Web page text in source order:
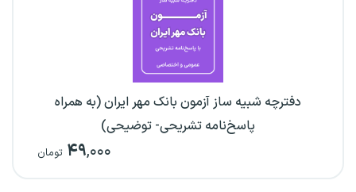
دفترچه شبیه ساز آزمون بانک مهر ایران (به همراه
پاسخ‌نامه تشریحی- توضیحی)
۴۹,۰۰۰ تومان